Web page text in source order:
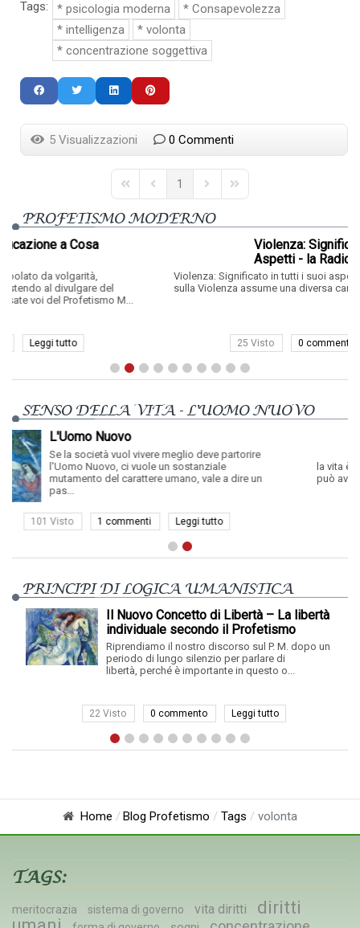
Tags: psicologia moderna
Consapevolezza
intelligenza
volonta
concentrazione soggettiva
5 Visualizzazioni 0 Commenti
First PagePrevious Page
1
Next PageLast Page
PROFETISMO MODERNO
del
M...
Violenza: Significato in Tutti i Suoi
Aspetti - la Radice della Violenza
Violenza: Significato in tutti i suoi aspetti
disparati. Il discorso sulla Violenza
0 commento Leggi tutto
SENSO DELLA VITA - L'UOMO NUOVO
meglio deve partorire
un sostanziale
umano, vale a dire un
Leggi tutto
La vita non ha altro
la vita è un altro nome
cosa, nel mondo, può
PRINCIPI DI LOGICA UMANISTICA
Il Nuovo Concetto di Libertà – La libertà
individuale secondo il Profetismo
Moderno
Riprendiamo il nostro discorso sul P. M. dopo un
periodo di lungo silenzio per parlare di
libertà, perché è importante in questo o...
22 Visto 0 commento Leggi tutto
Home Blog Profetismo Tags volonta
TAGS:
meritocrazia sistema di governo vita diritti
diritti